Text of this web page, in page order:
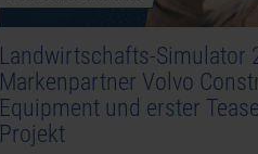
Landwirtschafts-Simulator
Markenpartner Volvo
Equipment und erster
Projekt